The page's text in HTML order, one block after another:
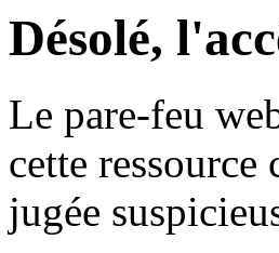
Désolé,
Le pare-feu
cette ressource
jugée